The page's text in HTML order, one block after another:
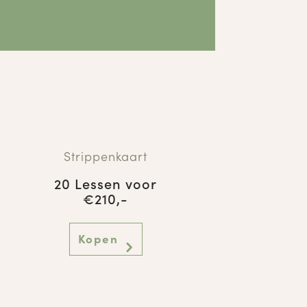
Strippenkaart
20 Lessen voor
€210,-
Kopen